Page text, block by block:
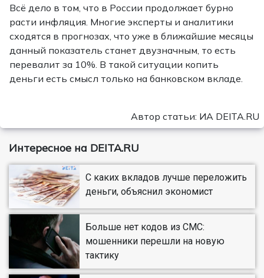
Всё дело в том, что в России продолжает бурно
расти инфляция. Многие эксперты и аналитики
сходятся в прогнозах, что уже в ближайшие месяцы
данный показатель станет двузначным, то есть
перевалит за 10%. В такой ситуации копить
деньги есть смысл только на банковском вкладе.
Автор статьи: ИА DEITA.RU
Интересное на DEITA.RU
С каких вкладов лучше переложить
деньги, объяснил экономист
Больше нет кодов из СМС:
мошенники перешли на новую
тактику